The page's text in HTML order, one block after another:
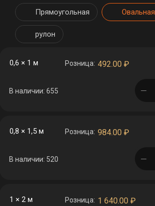
Прямоугольная Овальная
рулон
0,6 × 1 м Розница: 492.00 ₽
В наличии: 655
0,8 × 1,5 м Розница: 984.00 ₽
В наличии: 520
1 × 2 м Розница: 1 640.00 ₽